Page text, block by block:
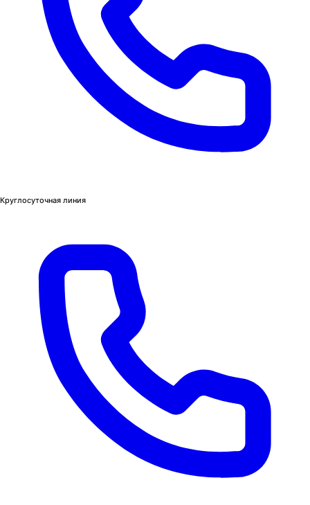
Круглосуточная линия